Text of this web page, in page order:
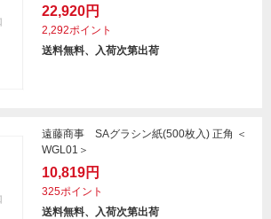
22,920円
2,292ポイント
送料無料、入荷次第出荷
遠藤商事 SAグラシン紙(500枚入) 正角 ＜
WGL01＞
10,819円
325ポイント
送料無料、入荷次第出荷